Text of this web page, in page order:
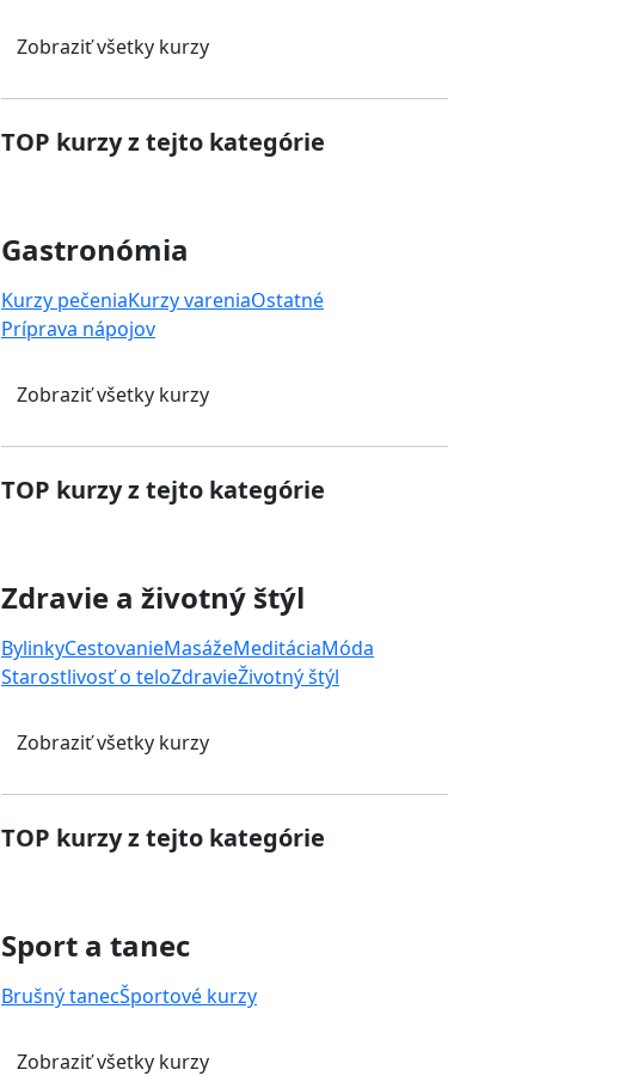
Zobraziť všetky kurzy
TOP kurzy z tejto kategórie
Gastronómia
Kurzy pečeniaKurzy vareniaOstatné
Príprava nápojov
Zobraziť všetky kurzy
TOP kurzy z tejto kategórie
Zdravie a životný štýl
BylinkyCestovanieMasážeMeditáciaMóda
Starostlivosť o teloZdravieŽivotný štýl
Zobraziť všetky kurzy
TOP kurzy z tejto kategórie
Sport a tanec
Brušný tanecŠportové kurzy
Zobraziť všetky kurzy